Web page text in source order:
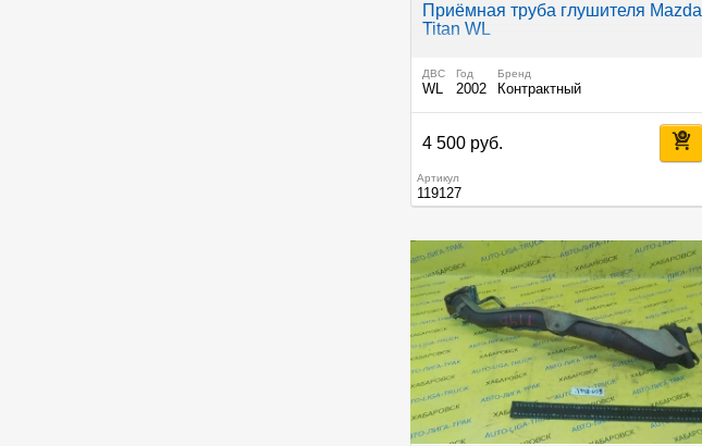
Приёмная труба глушителя Mazda
Titan WL
ДВС
WL
Год
2002
Бренд
Контрактный
4 500 руб.
Артикул
119127